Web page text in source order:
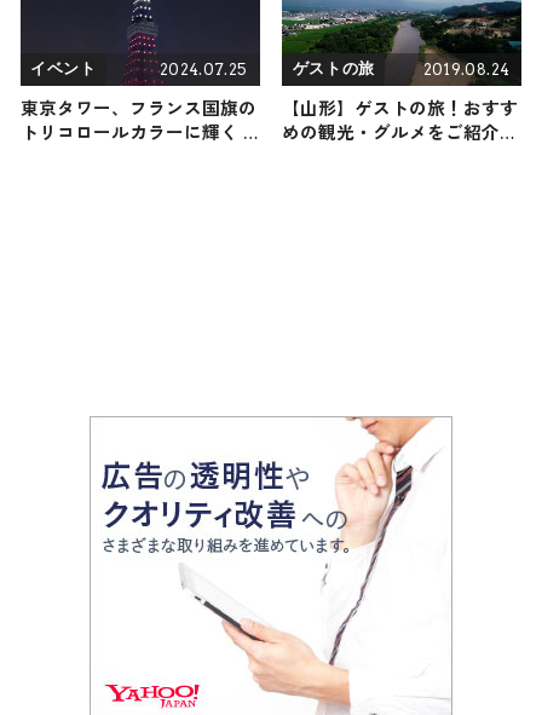
イベント 2024.07.25
東京タワー、フランス国旗の
トリコロールカラーに輝く 7
ゲストの旅 2019.08.24
【山形】ゲストの旅！おすす
めの観光・グルメをご紹介